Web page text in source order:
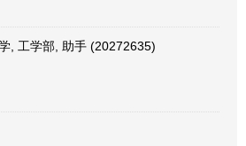
, 工学部, 助手 (20272635)